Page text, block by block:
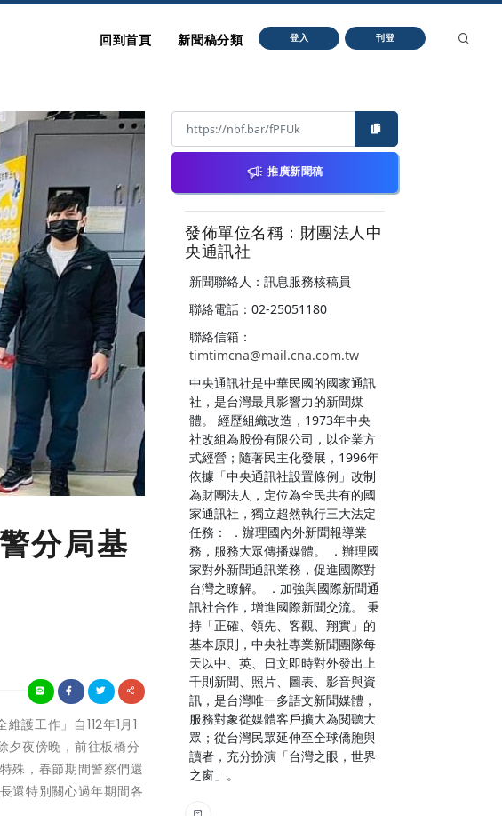
回到首頁 新聞稿分類 登入 刊登
分局基
護工作」自112年1月1
夕夜傍晚，前往板橋分
殊，春節期間警察們還
還特別關心過年期間各
推廣新聞稿
發佈單位名稱：財團法人中
央通訊社
新聞聯絡人：訊息服務核稿員
聯絡電話：02-25051180
聯絡信箱：
timtimcna@mail.cna.com.tw
中央通訊社是中華民國的國家通訊
社，是台灣最具影響力的新聞媒
體。 經歷組織改造，1973年中央
社改組為股份有限公司，以企業方
式經營；隨著民主化發展，1996年
依據「中央通訊社設置條例」改制
為財團法人，定位為全民共有的國
家通訊社，獨立超然執行三大法定
任務： ．辦理國內外新聞報導業
務，服務大眾傳播媒體。 ．辦理國
家對外新聞通訊業務，促進國際對
台灣之瞭解。 ．加強與國際新聞通
訊社合作，增進國際新聞交流。 秉
持「正確、領先、客觀、翔實」的
基本原則，中央社專業新聞團隊每
天以中、英、日文即時對外發出上
千則新聞、照片、圖表、影音與資
訊，是台灣唯一多語文新聞媒體，
服務對象從媒體客戶擴大為閱聽大
眾；從台灣民眾延伸至全球僑胞與
讀者，充分扮演「台灣之眼，世界
之窗」。